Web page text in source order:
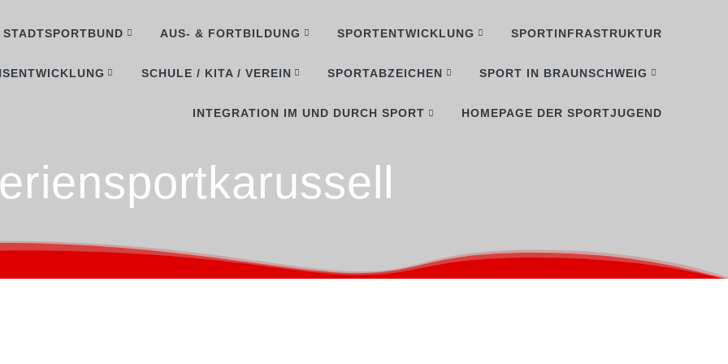
STADTSPORTBUND AUS- & FORTBILDUNG SPORTENTWICKLUNG SPORTINFRASTRUKTUR
SCHULE / KITA / VEREIN SPORTABZEICHEN SPORT IN BRAUNSCHWEIG
INTEGRATION IM UND DURCH SPORT HOMEPAGE DER SPORTJUGEND